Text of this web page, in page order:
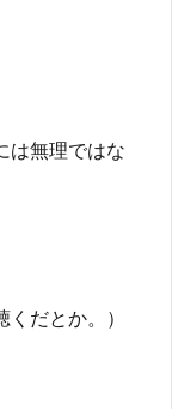
は無理ではな
だとか。）